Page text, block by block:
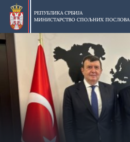
Прескочи
главни
део
садржаја
РЕПУБЛИКА СРБИЈА
МИНИСТАРСТВО СПОЉНИХ ПОСЛОВА